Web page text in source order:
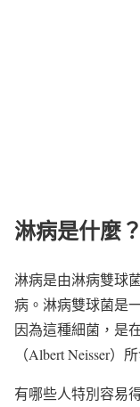
淋病是什麼
淋病是由淋病雙球
病。淋病雙球菌是
因為這種細菌，是
（Albert Neisser）
有哪些人特別容易